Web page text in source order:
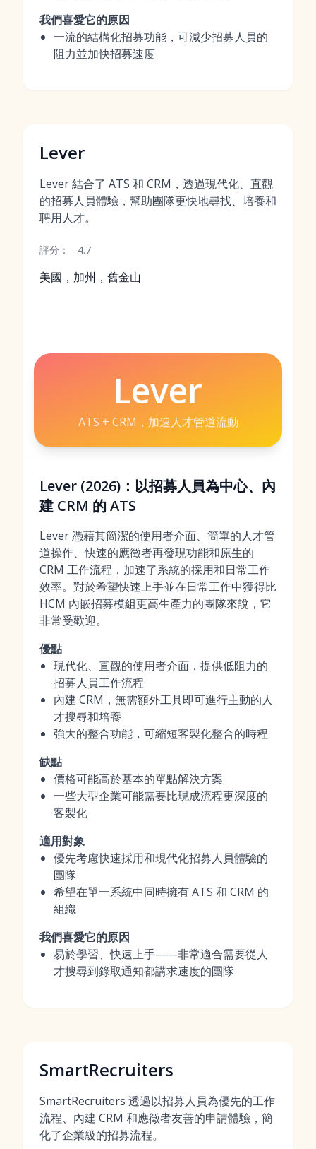
我們喜愛它的原因
一流的結構化招募功能，可減少招募人員的
阻力並加快招募速度
Lever
Lever 結合了 ATS 和 CRM，透過現代化、直觀
的招募人員體驗，幫助團隊更快地尋找、培養和
聘用人才。
評分： 4.7
美國，加州，舊金山
Lever
ATS + CRM，加速人才管道流動
Lever (2026)：以招募人員為中心、內
建 CRM 的 ATS
Lever 憑藉其簡潔的使用者介面、簡單的人才管
道操作、快速的應徵者再發現功能和原生的
CRM 工作流程，加速了系統的採用和日常工作
效率。對於希望快速上手並在日常工作中獲得比
HCM 內嵌招募模組更高生產力的團隊來說，它
非常受歡迎。
優點
現代化、直觀的使用者介面，提供低阻力的
招募人員工作流程
內建 CRM，無需額外工具即可進行主動的人
才搜尋和培養
強大的整合功能，可縮短客製化整合的時程
缺點
價格可能高於基本的單點解決方案
一些大型企業可能需要比現成流程更深度的
客製化
適用對象
優先考慮快速採用和現代化招募人員體驗的
團隊
希望在單一系統中同時擁有 ATS 和 CRM 的
組織
我們喜愛它的原因
易於學習、快速上手——非常適合需要從人
才搜尋到錄取通知都講求速度的團隊
SmartRecruiters
SmartRecruiters 透過以招募人員為優先的工作
流程、內建 CRM 和應徵者友善的申請體驗，簡
化了企業級的招募流程。